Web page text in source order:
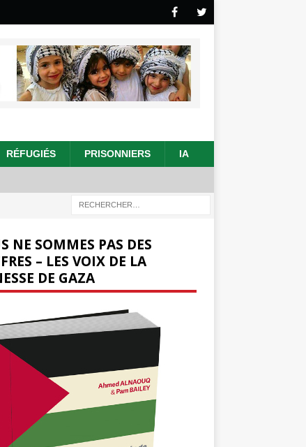
RÉFUGIÉS PRISONNIERS IA
NE SOMMES PAS DES
– LES VOIX DE LA
DE GAZA